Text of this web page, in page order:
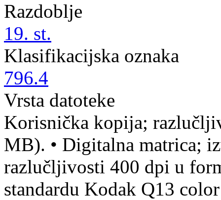
Razdoblje
19. st.
Klasifikacijska oznaka
796.4
Vrsta datoteke
Korisnička kopija;
MB). • Digitalna matrica;
razlučljivosti 400 dpi u
standardu Kodak Q13